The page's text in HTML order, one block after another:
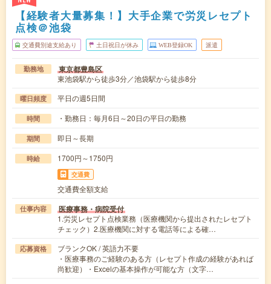
【経験者大量募集！】大手企業で労災レセプト
点検＠池袋
交通費別途支給あり 土日祝日が休み WEB登録OK 派遣
勤務地 東京都豊島区
東池袋駅から徒歩3分／池袋駅から徒歩8分
曜日頻度 平日の週5日間
時間 ・勤務日：毎月6日～20日の平日の勤務
期間 即日～長期
時給 1700円～1750円
交通費
交通費全額支給
仕事内容 医療事務・病院受付
1.労災レセプト点検業務（医療機関から提出されたレセプト
チェック）2.医療機関に対する電話等による確…
応募資格
ブランクOK / 英語力不要
・医療事務のご経験のある方（レセプト作成の経験があれば
尚歓迎）・Excelの基本操作が可能な方（文字…